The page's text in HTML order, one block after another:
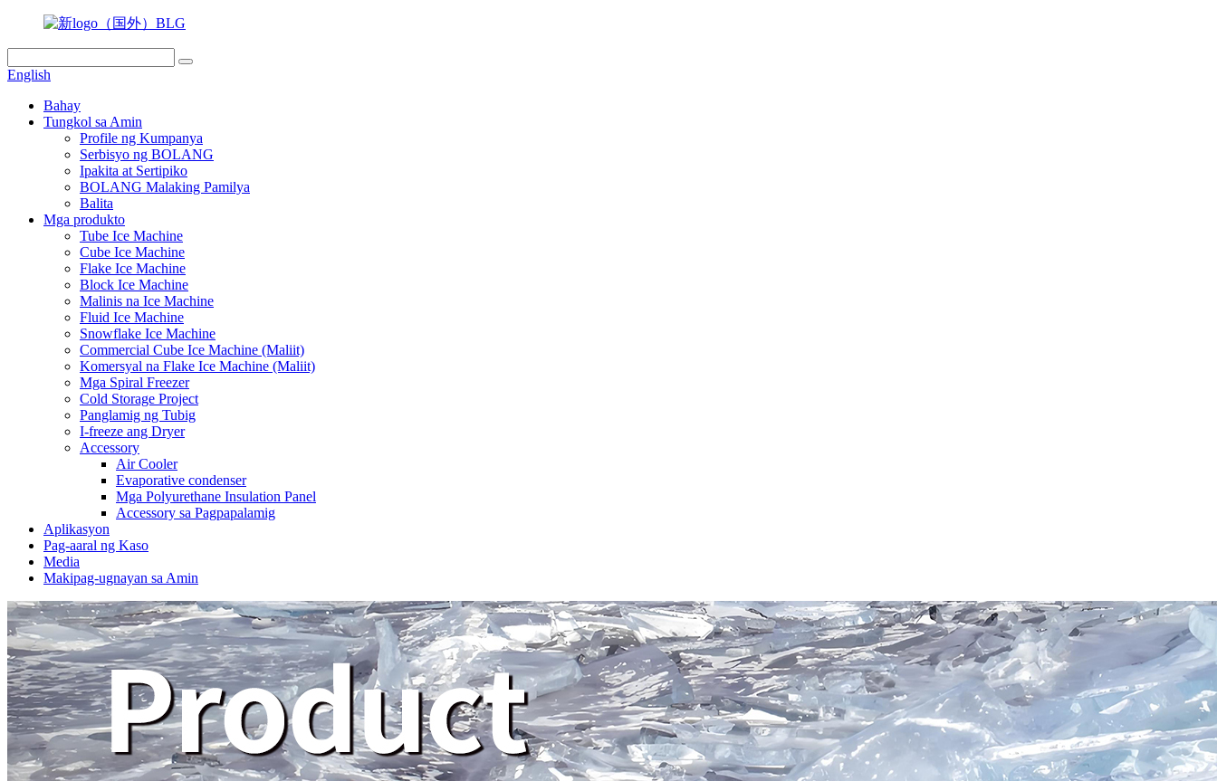
English
Bahay
Tungkol sa Amin
Profile ng Kumpanya
Serbisyo ng BOLANG
Ipakita at Sertipiko
BOLANG Malaking Pamilya
Balita
Mga produkto
Tube Ice Machine
Cube Ice Machine
Flake Ice Machine
Block Ice Machine
Malinis na Ice Machine
Fluid Ice Machine
Snowflake Ice Machine
Commercial Cube Ice Machine (Maliit)
Komersyal na Flake Ice Machine (Maliit)
Mga Spiral Freezer
Cold Storage Project
Panglamig ng Tubig
I-freeze ang Dryer
Accessory
Air Cooler
Evaporative condenser
Mga Polyurethane Insulation Panel
Accessory sa Pagpapalamig
Aplikasyon
Pag-aaral ng Kaso
Media
Makipag-ugnayan sa Amin